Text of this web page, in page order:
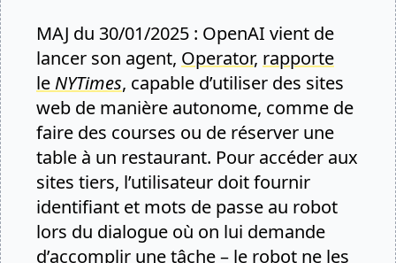
MAJ du 30/01/2025 : OpenAI vient de
lancer son agent, Operator, rapporte
leNYTimes, capable d’utiliser des sites
web de manière autonome, comme de
faire des courses ou de réserver une
table à un restaurant. Pour accéder aux
sites tiers, l’utilisateur doit fournir
identifiant et mots de passe au robot
lors du dialogue où on lui demande
d’accomplir une tâche – le robot ne les